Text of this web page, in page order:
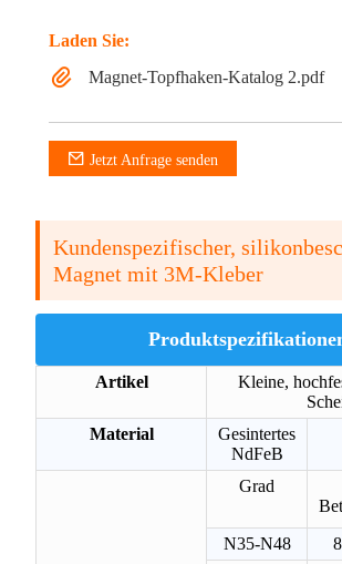
Laden Sie:
Magnet-Topfhaken-Katalog 2.pdf
Jetzt Anfrage senden
Kundenspezifischer,
Magnet mit 3M-Kleber
Artikel
Kleine,
Material
Gesintertes
NdFeB
Grad
N35-N48